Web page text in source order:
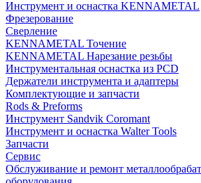
Инструмент и оснастка KENNAMETAL
Фрезерование
Сверление
KENNAMETAL Точение
KENNAMETAL Нарезание резьбы
Инструментальная оснастка из PCD
Держатели инструмента и адаптеры
Комплектующие и запчасти
Rods & Preforms
Инструмент Sandvik Coromant
Инструмент и оснастка Walter Tools
Запчасти
Сервис
Обслуживание и ремонт